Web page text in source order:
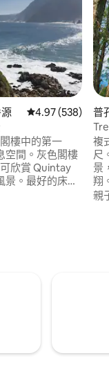
從 538 則評價中
4.97 (538)
樓中的第一
空間。灰色閣樓
欣賞 Quintay
景。最好的床
房，可欣賞迷
普
豪
複
尺
景
翔
爐
親